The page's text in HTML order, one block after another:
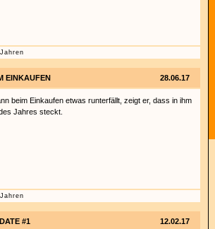
28.06.17
beim Einkaufen etwas runterfällt, zeigt er, dass in ihm
Jahres steckt.
12.02.17
#1